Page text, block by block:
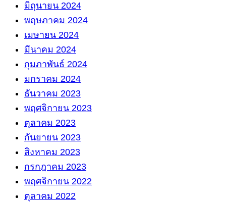
มิถุนายน 2024
พฤษภาคม 2024
เมษายน 2024
มีนาคม 2024
กุมภาพันธ์ 2024
มกราคม 2024
ธันวาคม 2023
พฤศจิกายน 2023
ตุลาคม 2023
กันยายน 2023
สิงหาคม 2023
กรกฎาคม 2023
พฤศจิกายน 2022
ตุลาคม 2022